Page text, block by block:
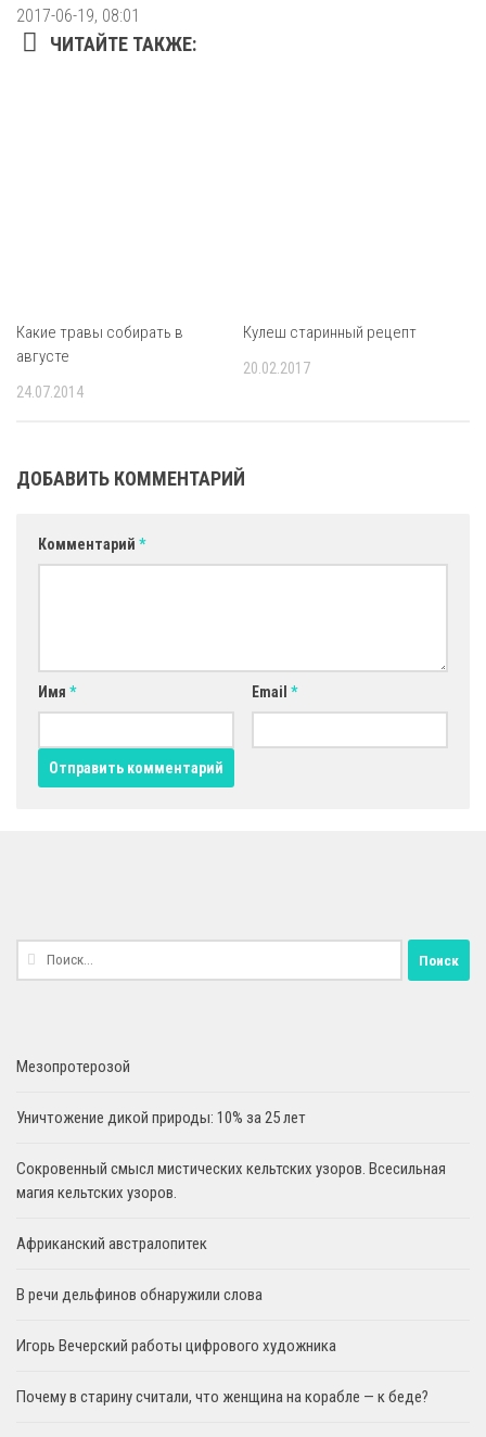
2017-06-19, 08:01
ЧИТАЙТЕ ТАКЖЕ:
Какие травы собирать в
августе
24.07.2014
Кулеш старинный рецепт
20.02.2017
ДОБАВИТЬ КОММЕНТАРИЙ
Комментарий *
Имя * Email *
Найти:
Мезопротерозой
Уничтожение дикой природы: 10% за 25 лет
Сокровенный смысл мистических кельтских узоров. Всесильная
магия кельтских узоров.
Африканский австралопитек
В речи дельфинов обнаружили слова
Игорь Вечерский работы цифрового художника
Почему в старину считали, что женщина на корабле — к беде?